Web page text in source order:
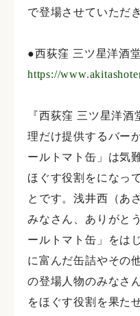
で登場させていただ
●西荻窪 三ツ星洋酒
https://
『西荻窪 三ツ星洋
理だけ提供するバー
ールトマト缶」は気
ほぐす役割をになっ
とです。浅井西（あ
みなさん、ありがと
ールトマト缶」をは
に富んだ缶詰やその
の登場人物のみなさ
をほぐす役割を果た